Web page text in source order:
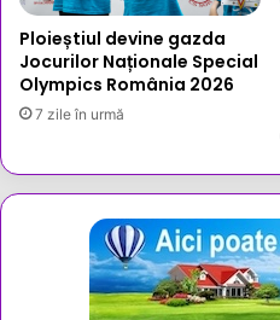
Ploieștiul devine gazda
Jocurilor Naționale Special
Olympics România 2026
7 zile în urmă